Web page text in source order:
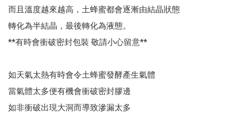
而且溫度越來越高，土蜂蜜都會逐漸由結晶狀態
轉化為半結晶，最後轉化為液態。
**有時會衝破密封包裝 敬請小心留意**
如天氣太熱有時會令土蜂蜜發酵產生氣體
當氣體太多便有機會衝破密封膠邊
如非衝破出現大洞而導致滲漏太多